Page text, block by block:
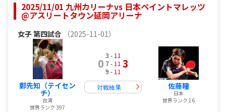
2025/11/01 九州カリーナvs 日本ペイントマレッツ
@アスリートタウン延岡アリーナ
女子第四試合 （2025-11-01）
鄭先知（テイセン
チ）
台湾
世界ランク 397
0
3 - 11
7 - 11
9 - 11
3
対戦結果 佐藤瞳
日本
世界ランク 16